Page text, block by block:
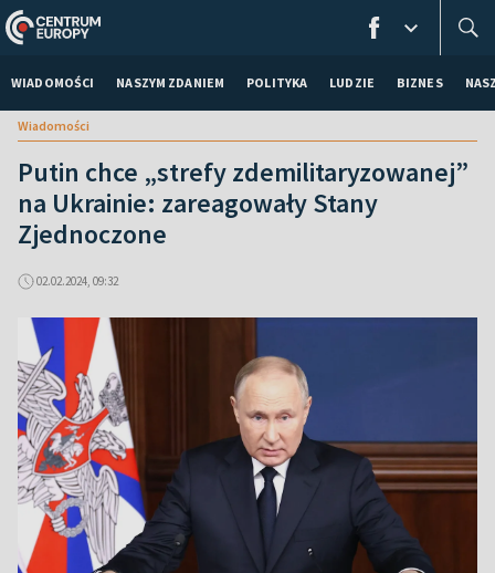
WIADOMOŚCI NASZYM ZDANIEM POLITYKA LUDZIE BIZNES
Wiadomości
Putin chce „strefy zdemilitaryzowanej”
na Ukrainie: zareagowały Stany
Zjednoczone
02.02.2024, 09:32